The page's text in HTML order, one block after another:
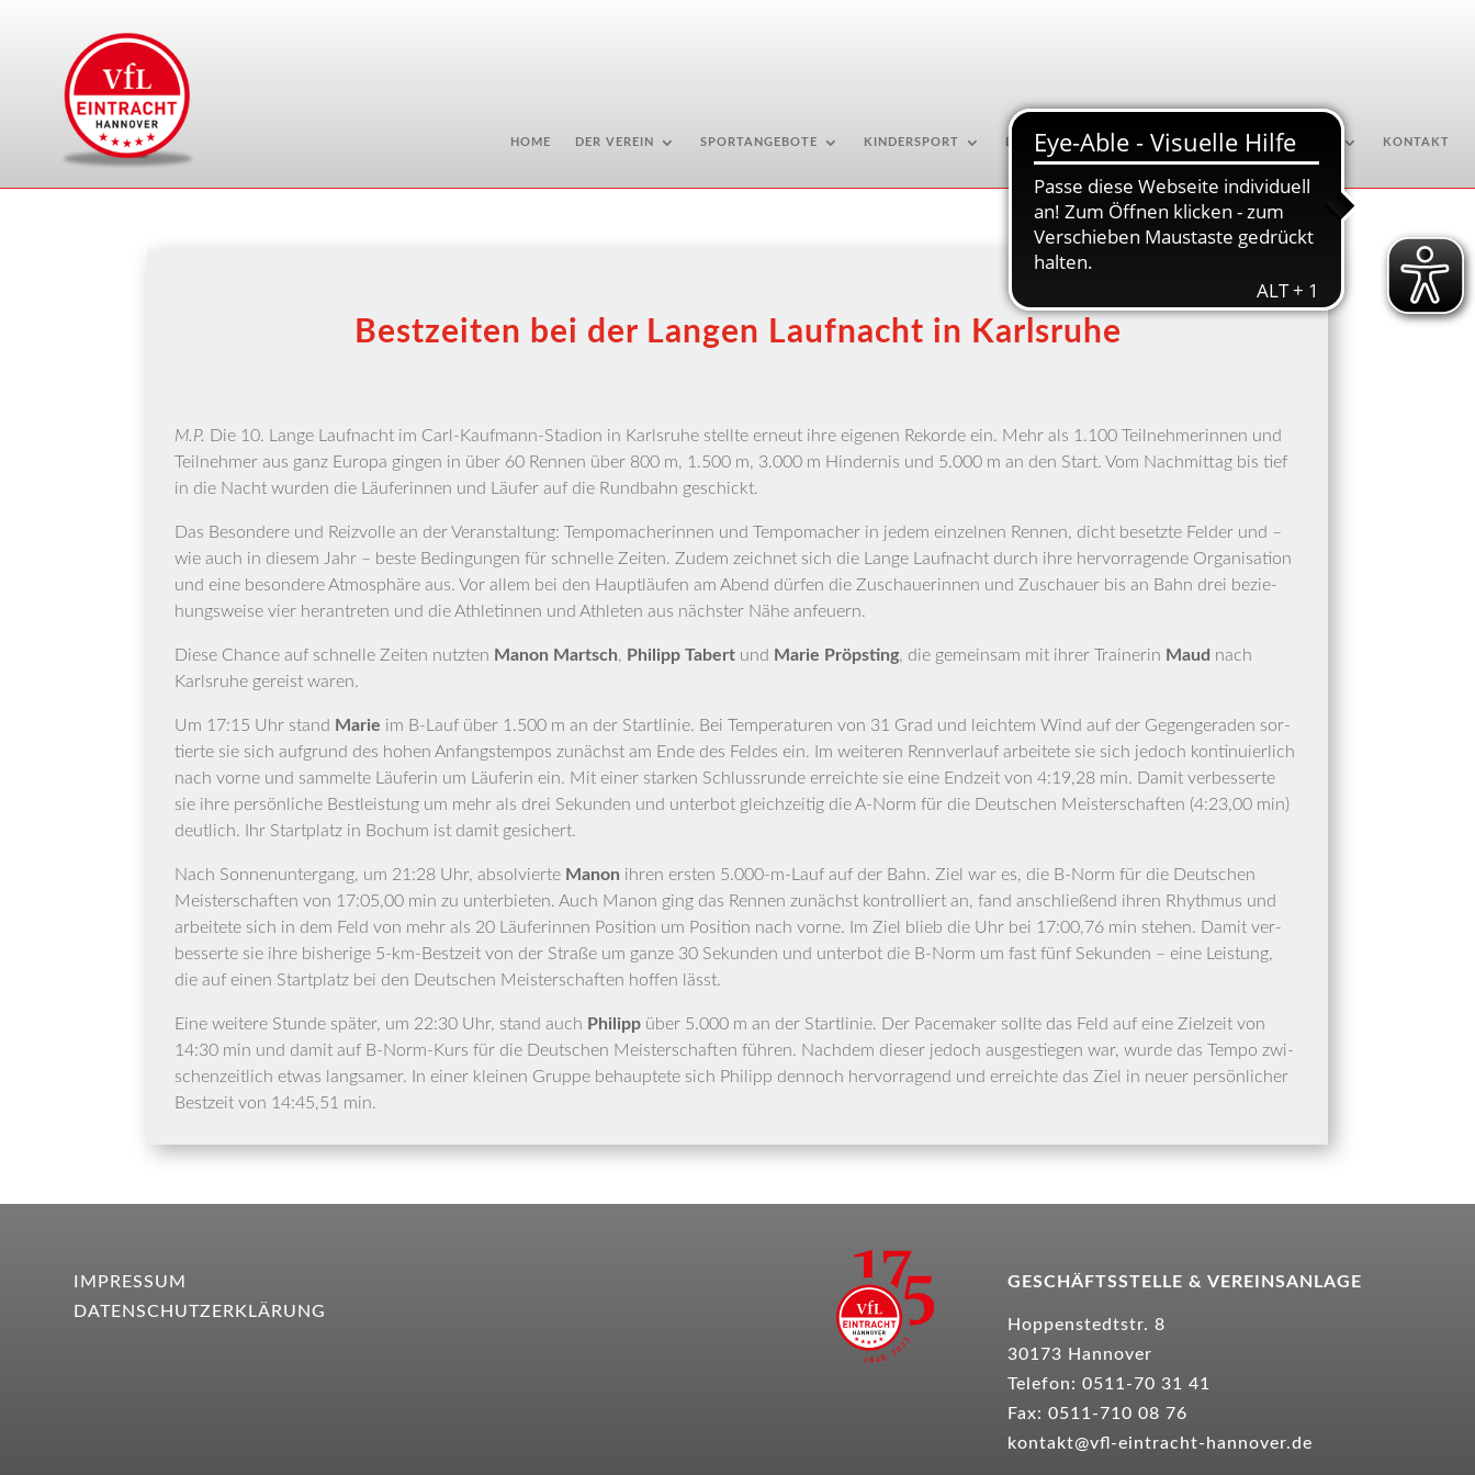
HOME DER VEREIN SPORTANGEBOTE KINDERSPORT DOWNLOADS ENGAGEMENT AKTUELLES KONTAKT
Bestzeiten bei der Langen Laufnacht in Karlsruhe
M.P. Die 10. Lan­ge Lauf­nacht im Carl-Kauf­mann-Sta­di­on in Karls­ru­he stell­te erneut ihre eige­nen Rekor­de ein. Mehr als 1.100 Teil­neh­me­rin­nen und
Teil­neh­mer aus ganz Euro­pa gin­gen in über 60 Ren­nen über 800 m, 1.500 m, 3.000 m Hin­der­nis und 5.000 m an den Start. Vom Nach­mit­tag bis tief
in die Nacht wur­den die Läu­fe­rin­nen und Läu­fer auf die Rund­bahn geschickt.
Das Beson­de­re und Reiz­vol­le an der Ver­an­stal­tung: Tem­po­ma­che­rin­nen und Tem­po­ma­cher in jedem ein­zel­nen Ren­nen, dicht besetz­te Fel­der und –
wie auch in die­sem Jahr – bes­te Bedin­gun­gen für schnel­le Zei­ten. Zudem zeich­net sich die Lan­ge Lauf­nacht durch ihre her­vor­ra­gen­de Orga­ni­sa­ti­on
und eine beson­de­re Atmo­sphä­re aus. Vor allem bei den Haupt­läu­fen am Abend dür­fen die Zuschaue­rin­nen und Zuschau­er bis an Bahn drei bezie­
hungs­wei­se vier her­an­tre­ten und die Ath­le­tin­nen und Ath­le­ten aus nächs­ter Nähe anfeuern.
Die­se Chan­ce auf schnel­le Zei­ten nutz­ten Manon Martsch, Phil­ipp Tabert und Marie Pröps­ting, die gemein­sam mit ihrer Trai­ne­rin Maud nach
Karls­ru­he gereist waren.
Um 17:15 Uhr stand Marie im B‑Lauf über 1.500 m an der Start­li­nie. Bei Tem­pe­ra­tu­ren von 31 Grad und leich­tem Wind auf der Gegen­ge­ra­den sor­
tier­te sie sich auf­grund des hohen Anfangs­tem­pos zunächst am Ende des Fel­des ein. Im wei­te­ren Renn­ver­lauf arbei­te­te sie sich jedoch kon­ti­nu­ier­lich
nach vor­ne und sam­mel­te Läu­fe­rin um Läu­fe­rin ein. Mit einer star­ken Schluss­run­de erreich­te sie eine End­zeit von 4:19,28 min. Damit ver­bes­ser­te
sie ihre per­sön­li­che Best­leis­tung um mehr als drei Sekun­den und unter­bot gleich­zei­tig die A‑Norm für die Deut­schen Meis­ter­schaf­ten (4:23,00 min)
deut­lich. Ihr Start­platz in Bochum ist damit gesichert.
Nach Son­nen­un­ter­gang, um 21:28 Uhr, absol­vier­te Manon ihren ers­ten 5.000-m-Lauf auf der Bahn. Ziel war es, die B‑Norm für die Deut­schen
Meis­ter­schaf­ten von 17:05,00 min zu unter­bie­ten. Auch Manon ging das Ren­nen zunächst kon­trol­liert an, fand anschlie­ßend ihren Rhyth­mus und
arbei­te­te sich in dem Feld von mehr als 20 Läu­fe­rin­nen Posi­ti­on um Posi­ti­on nach vor­ne. Im Ziel blieb die Uhr bei 17:00,76 min ste­hen. Damit ver­
bes­ser­te sie ihre bis­he­ri­ge 5‑km-Best­zeit von der Stra­ße um gan­ze 30 Sekun­den und unter­bot die B‑Norm um fast fünf Sekun­den – eine Leis­tung,
die auf einen Start­platz bei den Deut­schen Meis­ter­schaf­ten hof­fen lässt.
Eine wei­te­re Stun­de spä­ter, um 22:30 Uhr, stand auch Phil­ipp über 5.000 m an der Start­li­nie. Der Pace­ma­ker soll­te das Feld auf eine Ziel­zeit von
14:30 min und damit auf B‑Norm-Kurs für die Deut­schen Meis­ter­schaf­ten füh­ren. Nach­dem die­ser jedoch aus­ge­stie­gen war, wur­de das Tem­po zwi­
schen­zeit­lich etwas lang­sa­mer. In einer klei­nen Grup­pe behaup­te­te sich Phil­ipp den­noch her­vor­ra­gend und erreich­te das Ziel in neu­er per­sön­li­cher
Best­zeit von 14:45,51 min.
IMPRESSUM
DATENSCHUTZERKLÄRUNG
GESCHÄFTSSTELLE & VEREINSANLAGE
Hoppenstedtstr. 8
30173 Hannover
Telefon: 0511-70 31 41
Fax: 0511-710 08 76
kontakt@vfl-eintracht-hannover.de